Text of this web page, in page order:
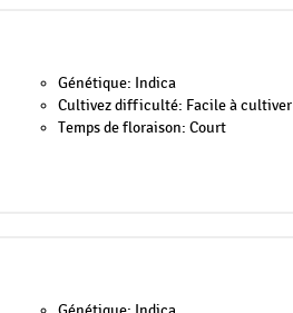
Génétique: Indica
Cultivez difficulté: Facile à cultiver
Temps de floraison: Court